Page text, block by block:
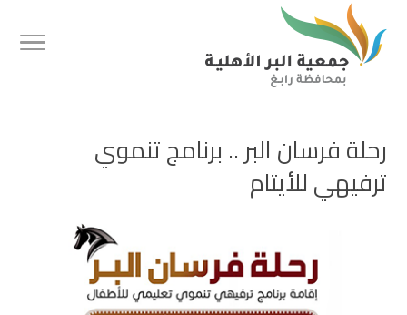
رحلة فرسان البر .. برنامج تنموي
ترفيهي للأيتام